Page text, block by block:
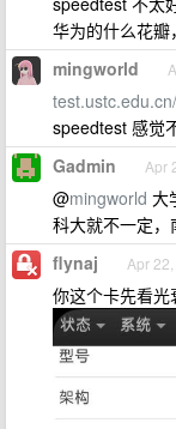
华为的什么花
mingworld
test.ustc.edu.cn/
speedtest 感觉
Gadmin Apr
@mingworld 大
科大就不一定，
flynaj Apr
你这个卡先看光